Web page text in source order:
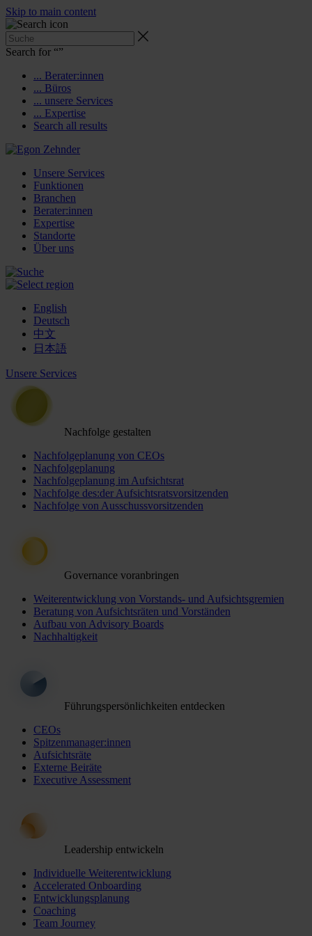
Skip to main content
Search for “”
... Berater:innen
... Büros
... unsere Services
... Expertise
Search all results
Unsere Services
Funktionen
Branchen
Berater:innen
Expertise
Standorte
Über uns
English
Deutsch
中文
日本語
Unsere Services
Nachfolge gestalten
Nachfolgeplanung von CEOs
Nachfolgeplanung
Nachfolgeplanung im Aufsichtsrat
Nachfolge des:der Aufsichtsratsvorsitzenden
Nachfolge von Ausschussvorsitzenden
Governance voranbringen
Weiterentwicklung von Vorstands- und Aufsichtsgremien
Beratung von Aufsichtsräten und Vorständen
Aufbau von Advisory Boards
Nachhaltigkeit
Führungspersönlichkeiten entdecken
CEOs
Spitzenmanager:innen
Aufsichtsräte
Externe Beiräte
Executive Assessment
Leadership entwickeln
Individuelle Weiterentwicklung
Accelerated Onboarding
Entwicklungsplanung
Coaching
Team Journey